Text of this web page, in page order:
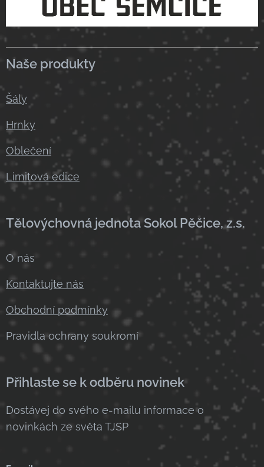
Naše produkty
Šály
Hrnky
Oblečení
Limitová edice
Tělovýchovná jednota Sokol Pěčice, z.s.
O nás
Kontaktujte nás
Obchodní podmínky
Pravidla ochrany soukromí
Přihlaste se k odběru novinek
Dostávej do svého e-mailu informace o
novinkách ze světa TJSP